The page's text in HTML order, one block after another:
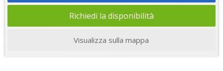
Richiedi la disponibilità
Visualizza sulla mappa